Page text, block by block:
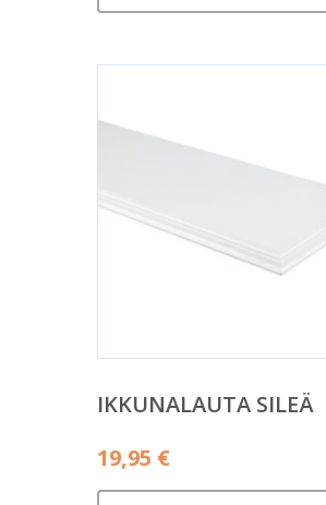
IKKUNALAUTA SILEÄ
19,95 €